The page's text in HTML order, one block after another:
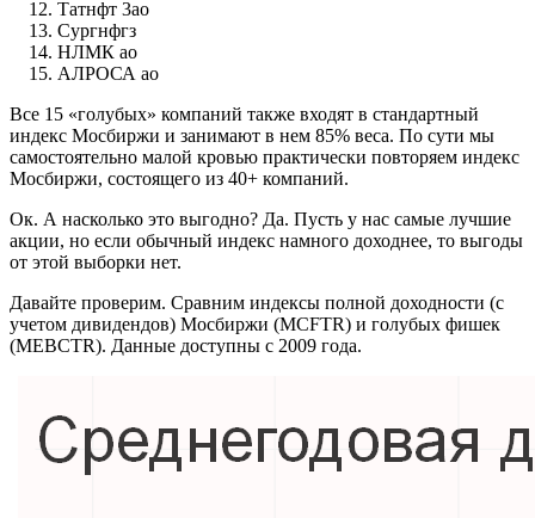
Татнфт 3ао
Сургнфгз
НЛМК ао
АЛРОСА ао
Все 15 «голубых» компаний также входят в стандартный
индекс Мосбиржи и занимают в нем 85% веса. По сути мы
самостоятельно малой кровью практически повторяем индекс
Мосбиржи, состоящего из 40+ компаний.
Ок. А насколько это выгодно? Да. Пусть у нас самые лучшие
акции, но если обычный индекс намного доходнее, то выгоды
от этой выборки нет.
Давайте проверим. Сравним индексы полной доходности (с
учетом дивидендов) Мосбиржи (MCFTR) и голубых фишек
(MEBCTR). Данные доступны с 2009 года.